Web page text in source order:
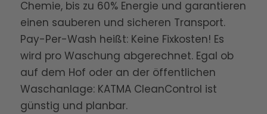
Chemie, bis zu 60% Energie und garantieren
einen sauberen und sicheren Transport.
Pay-Per-Wash heißt: Keine Fixkosten! Es
wird pro Waschung abgerechnet. Egal ob
auf dem Hof oder an der öffentlichen
Waschanlage: KATMA CleanControl ist
günstig und planbar.